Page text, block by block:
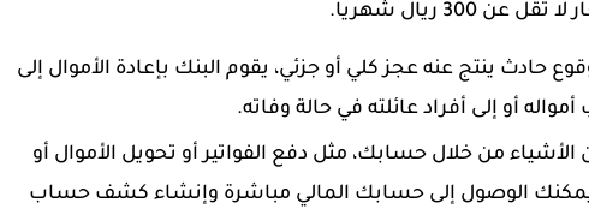
300 ريال شهرياً.
حادث ينتج عنه عجز كلي أو جزئي، يقوم البنك بإعادة الأموال إلى
أو إلى أفراد عائلته في حالة وفاته.
الأشياء من خلال حسابك، مثل دفع الفواتير أو تحويل الأموال أو
يمكنك الوصول إلى حسابك المالي مباشرة وإنشاء كشف حساب